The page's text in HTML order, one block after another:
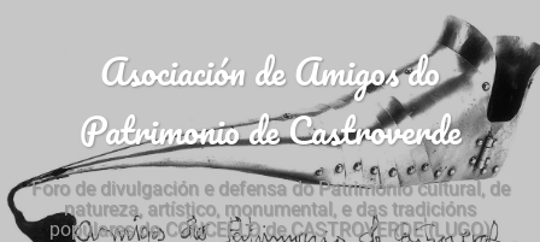
Asociación de Amigos do
Patrimonio de Castroverde
Foro de divulgación e defensa do Patrimonio cultural, de
natureza, artístico, monumental, e das tradicións
populares do CONCELLO de CASTROVERDE (LUGO)